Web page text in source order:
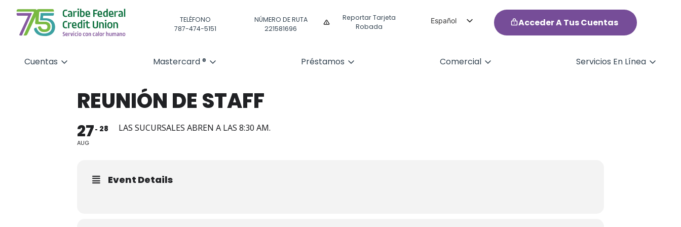
TELÉFONO
787-474-5151
NÚMERO DE RUTA
221581696
Reportar Tarjeta
Robada
Español
Acceder A Tus Cuentas
Cuentas Mastercard ® Préstamos Comercial Servicios En Línea
REUNIÓN DE STAFF
27
AUG
28 LAS SUCURSALES ABREN A LAS 8:30 AM.
Event Details